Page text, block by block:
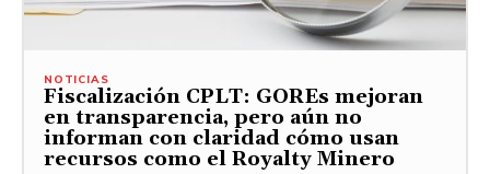
NOTICIAS
Fiscalización CPLT: GOREs mejoran
en transparencia, pero aún no
informan con claridad cómo usan
recursos como el Royalty Minero